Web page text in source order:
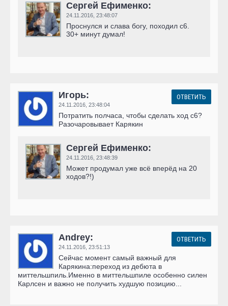
Сергей Ефименко:
24.11.2016, 23:48:07
Проснулся и слава богу, походил c6.
30+ минут думал!
Игорь:
24.11.2016, 23:48:04
ОТВЕТИТЬ
Потратить полчаса, чтобы сделать ход с6?
Разочаровывает Карякин
Сергей Ефименко:
24.11.2016, 23:48:39
Может продумал уже всё вперёд на 20
ходов?!)
Andrey:
24.11.2016, 23:51:13
ОТВЕТИТЬ
Сейчас момент самый важный для
Карякина:переход из дебюта в
миттельшпиль.Именно в миттельшпиле особенно силен
Карлсен и важно не получить худшую позицию...